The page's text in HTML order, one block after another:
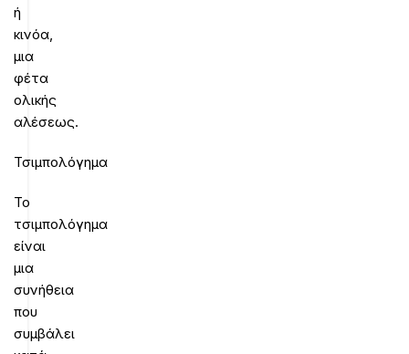
ή
κινόα,
μια
φέτα
ολικής
αλέσεως.
Τσιμπολόγημα
Το
τσιμπολόγημα
είναι
μια
συνήθεια
που
συμβάλει